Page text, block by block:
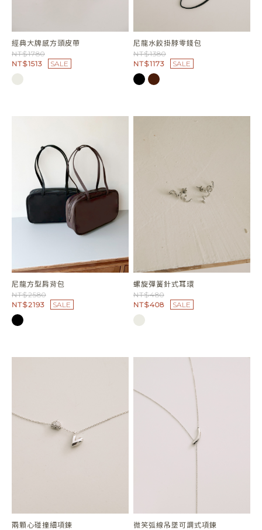
經典大牌感方頭皮帶
NT$1780
NT$1513
SALE
尼龍水餃掛脖零錢包
NT$1380
NT$1173
SALE
尼龍方型肩背包
NT$2580
NT$2193
SALE
螺旋彈簧針式耳環
NT$480
NT$408
SALE
兩顆心碰撞細項鍊 微笑弧線吊墜可調式項鍊